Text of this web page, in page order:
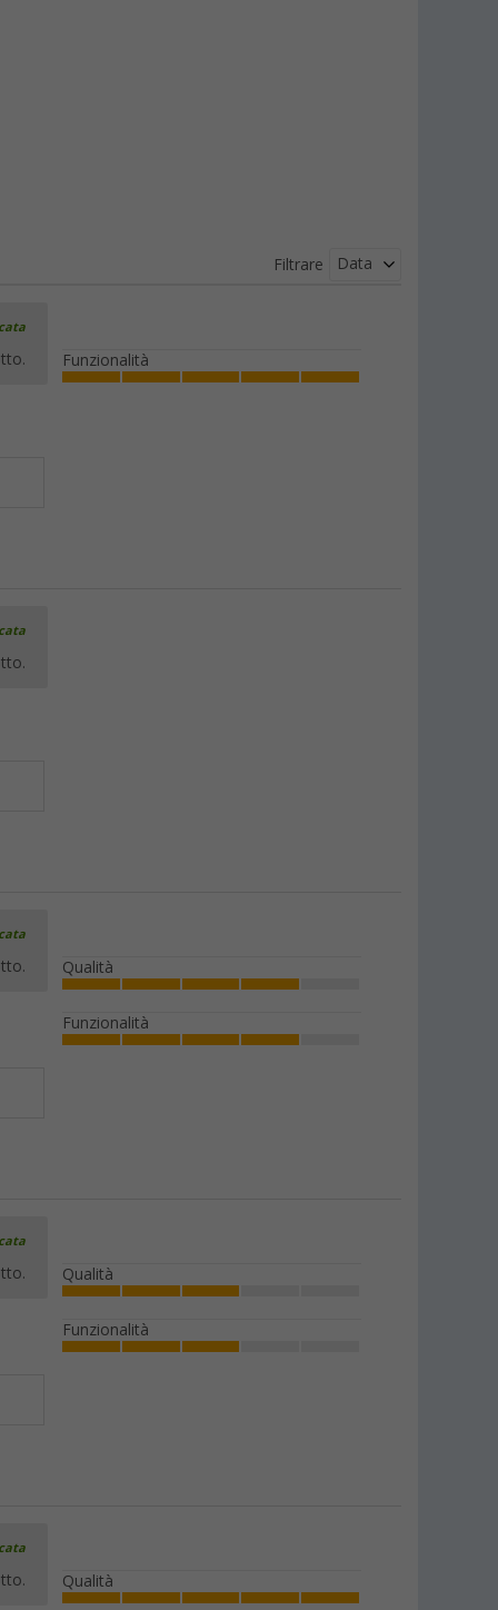
Filtrare Data
Funzionalità
Qualità
Funzionalità
Qualità
Funzionalità
Qualità